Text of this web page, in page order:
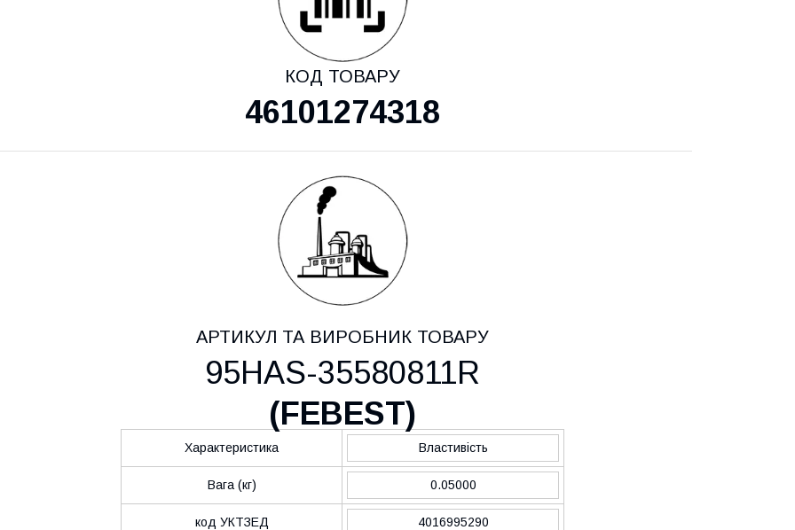
КОД ТОВАРУ
46101274318
АРТИКУЛ ТА ВИРОБНИК ТОВАРУ
95HAS-35580811R
(FEBEST)
Характеристика Властивість
Вага (кг) 0.05000
код УКТЗЕД 4016995290